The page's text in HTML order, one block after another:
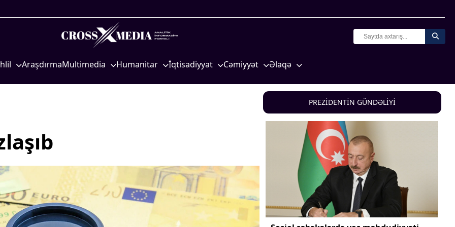
AraşdırmaMultimedia Humanitar
Zəfər Diasporu
Səhiyyə
Ailə və uşaq
İqtisadiyyat
Hərbi sənaye
Telekommunikasiya və
nəqliyyat
Cəmiyyət
Məhkəmə və hüquq
Gənclər və İdman
Media və QHT
Hadisə
Sağlamlıq
Əlaqə
PREZİDENTİN GÜNDƏLİYİ